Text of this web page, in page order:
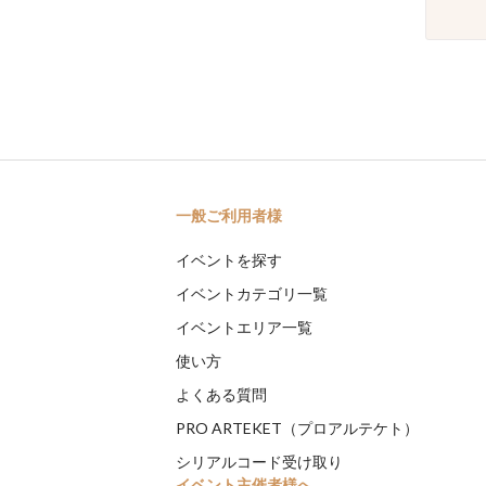
一般ご利用者様
イベントを探す
イベントカテゴリ一覧
イベントエリア一覧
使い方
よくある質問
PRO ARTEKET（プロアルテケト）
シリアルコード受け取り